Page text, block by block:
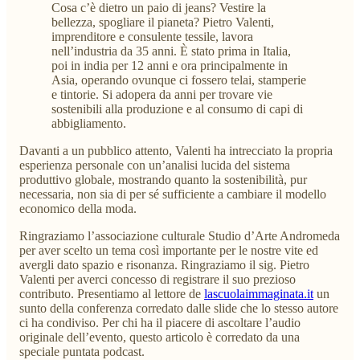
Cosa c’è dietro un paio di jeans? Vestire la
bellezza, spogliare il pianeta? Pietro Valenti,
imprenditore e consulente tessile, lavora
nell’industria da 35 anni. È stato prima in Italia,
poi in india per 12 anni e ora principalmente in
Asia, operando ovunque ci fossero telai, stamperie
e tintorie. Si adopera da anni per trovare vie
sostenibili alla produzione e al consumo di capi di
abbigliamento.
Davanti a un pubblico attento, Valenti ha intrecciato la propria
esperienza personale con un’analisi lucida del sistema
produttivo globale, mostrando quanto la sostenibilità, pur
necessaria, non sia di per sé sufficiente a cambiare il modello
economico della moda.
Ringraziamo l’associazione culturale Studio d’Arte Andromeda
per aver scelto un tema così importante per le nostre vite ed
avergli dato spazio e risonanza. Ringraziamo il sig. Pietro
Valenti per averci concesso di registrare il suo prezioso
contributo. Presentiamo al lettore de lascuolaimmaginata.it un
sunto della conferenza corredato dalle slide che lo stesso autore
ci ha condiviso. Per chi ha il piacere di ascoltare l’audio
originale dell’evento, questo articolo è corredato da una
speciale puntata podcast.